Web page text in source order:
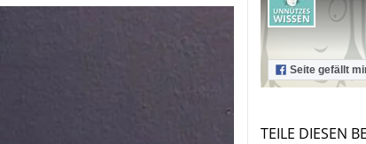
Seite gefällt
TEILE DIESEN